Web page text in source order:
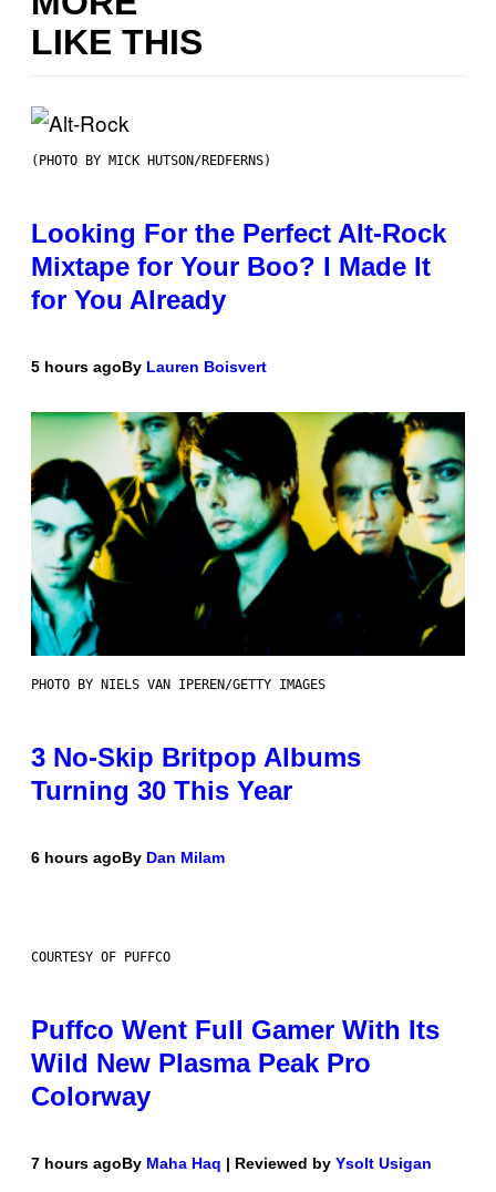
LIKE THIS
(PHOTO BY MICK HUTSON/REDFERNS)
Looking For the Perfect Alt-Rock
Mixtape for Your Boo? I Made It
for You Already
5 hours agoBy Lauren Boisvert
PHOTO BY NIELS VAN IPEREN/GETTY IMAGES
3 No-Skip Britpop Albums
Turning 30 This Year
6 hours agoBy Dan Milam
COURTESY OF PUFFCO
Puffco Went Full Gamer With Its
Wild New Plasma Peak Pro
Colorway
7 hours agoBy Maha Haq | Reviewed by Ysolt Usigan